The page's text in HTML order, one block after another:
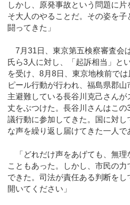
しかし、原発事故という問題に片
そ大人のやることだ。その姿を
闘ってきた」
7月31日、東京第五検察審査会
氏ら3人に対し、「起訴相当」と
を受け、8月8日、東京地検前で
ピール行動が行われ、福島県郡
主避難している長谷川克己さん
丈をぶつけた。長谷川さんはこ
議行動に参加してきた。国に対
な声を繰り返し届けてきた一人で
「どれだけ声をあげても、無理
こともあった。しかし、市民の
できた。司法が責任ある判断を
開いてください」